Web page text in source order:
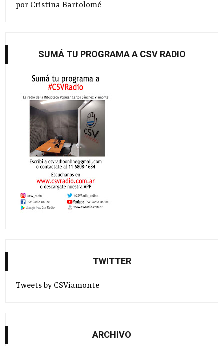
por Cristina Bartolomé
SUMÁ TU PROGRAMA A CSV RADIO
TWITTER
Tweets by CSViamonte
ARCHIVO